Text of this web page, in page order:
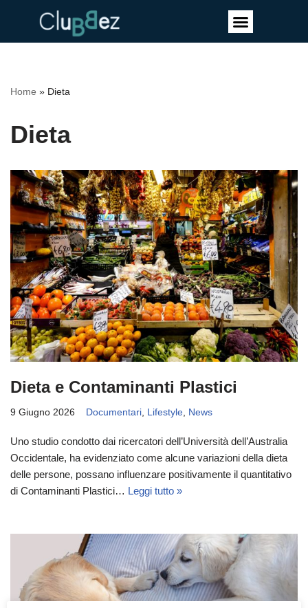
Home » Dieta
Dieta
Dieta e Contaminanti Plastici
9 Giugno 2026 Documentari, Lifestyle, News
Uno studio condotto dai ricercatori dell’Università dell’Australia
Occidentale, ha evidenziato come alcune variazioni della dieta
delle persone, possano influenzare positivamente il quantitativo
di Contaminanti Plastici… Leggi tutto »